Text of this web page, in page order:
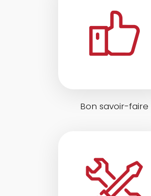
Bon savoir-faire